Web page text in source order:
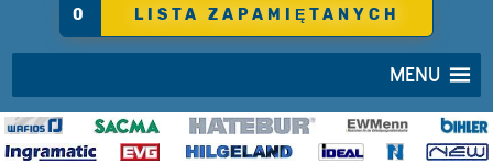
0 LISTA ZAPAMIĘTANYCH
MENU